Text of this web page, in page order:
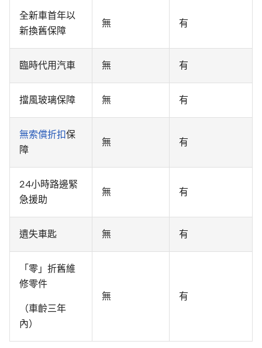
全新車首年以
新換舊保障
無 有
臨時代用汽車 無 有
擋風玻璃保障 無 有
無索償折扣保
障
無 有
24小時路邊緊
急援助
無 有
遺失車匙 無 有
「零」折舊維
修零件
（車齡三年
內）
無 有